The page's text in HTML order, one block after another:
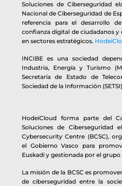
Soluciones de Ciberseguridad
Nacional de Ciberseguridad de
referencia para el desarrollo
confianza digital de ciudadanos y
en sectores estratégicos.
INCIBE es una sociedad
Industria, Energía y Turismo
Secretaría de Estado de
Sociedad de la Información (SETSI)
HodeiCloud forma parte del
Soluciones de Ciberseguridad
Cybersecurity Centre (BCSC),
el Gobierno Vasco para
Euskadi y gestionada por el grupo
La misión de la BCSC es
de ciberseguridad entre la